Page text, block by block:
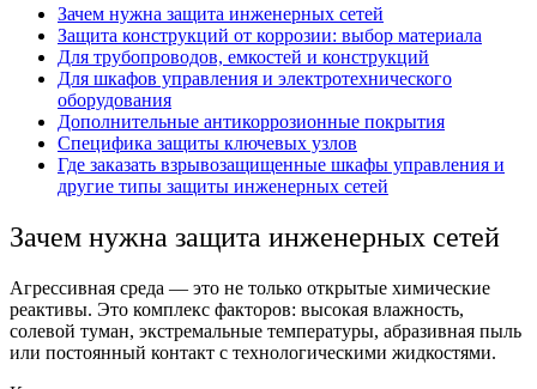
Зачем нужна защита инженерных сетей
Защита конструкций от коррозии: выбор материала
Для трубопроводов, емкостей и конструкций
Для шкафов управления и электротехнического
оборудования
Дополнительные антикоррозионные покрытия
Специфика защиты ключевых узлов
Где заказать взрывозащищенные шкафы управления и
другие типы защиты инженерных сетей
Зачем нужна защита инженерных сетей
Агрессивная среда — это не только открытые химические
реактивы. Это комплекс факторов: высокая влажность,
солевой туман, экстремальные температуры, абразивная пыль
или постоянный контакт с технологическими жидкостями.